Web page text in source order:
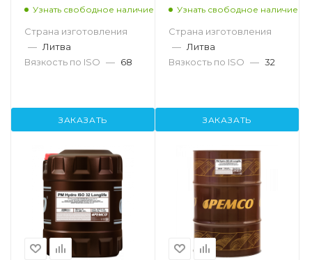
Узнать свободное наличие
Страна изготовления
— Литва
Вязкость по ISO — 68
ЗАКАЗАТЬ
Узнать свободное наличие
Страна изготовления
— Литва
Вязкость по ISO — 32
ЗАКАЗАТЬ